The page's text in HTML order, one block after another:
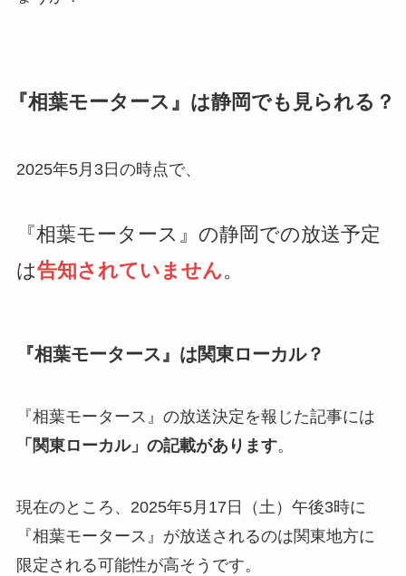
『相葉モータース』は静岡でも見られる？
2025年5月3日の時点で、
『相葉モータース』の静岡での放送予定
は告知されていません。
『相葉モータース』は関東ローカル？
『相葉モータース』の放送決定を報じた記事には
「関東ローカル」の記載があります。
現在のところ、2025年5月17日（土）午後3時に
『相葉モータース』が放送されるのは関東地方に
限定される可能性が高そうです。